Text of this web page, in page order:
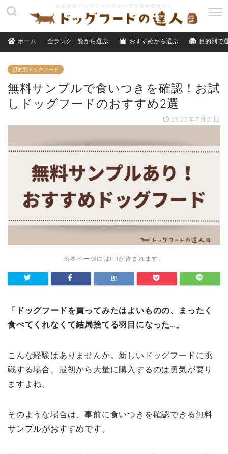
ホーム 全ランク一覧から選ぶ おすすめから選ぶ 目的別で
N
目的別ドッグフード
無料サンプルで食いつきを確認！お試
しドッグフードのおすすめ2選
2023年7月21日
※本ページにはPRが含まれます。
「ドッグフードを買ってみたはよいものの、まったく
食べてくれなくて結局捨てる羽目になった…」
こんな経験はありませんか。新しいドッグフードに挑
戦する場合、最初から大量に購入するのは勇気が要り
ますよね。
そのような場合は、事前に食いつきを確認できる無料
サンプルがおすすめです。